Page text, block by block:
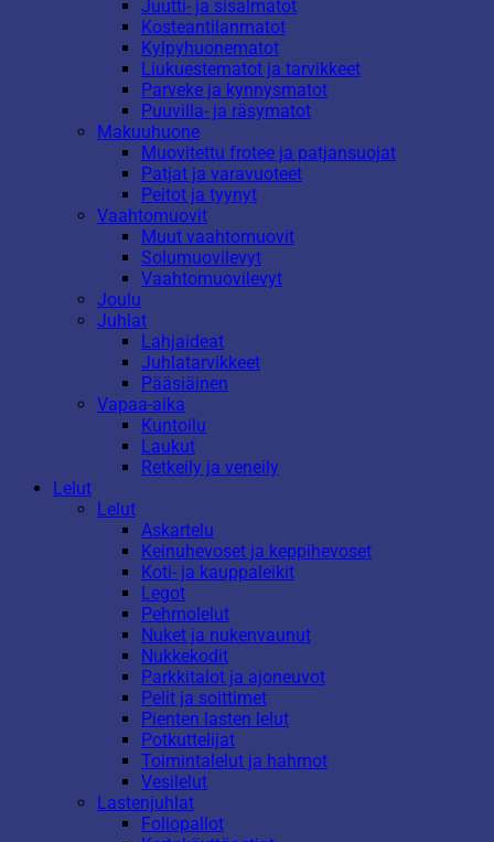
Juutti- ja sisalmatot
Kosteantilanmatot
Kylpyhuonematot
Liukuestematot ja tarvikkeet
Parveke ja kynnysmatot
Puuvilla- ja räsymatot
Makuuhuone
Muovitettu frotee ja patjansuojat
Patjat ja varavuoteet
Peitot ja tyynyt
Vaahtomuovit
Muut vaahtomuovit
Solumuovilevyt
Vaahtomuovilevyt
Joulu
Juhlat
Lahjaideat
Juhlatarvikkeet
Pääsiäinen
Vapaa-aika
Kuntoilu
Laukut
Retkeily ja veneily
Lelut
Lelut
Askartelu
Keinuhevoset ja keppihevoset
Koti- ja kauppaleikit
Legot
Pehmolelut
Nuket ja nukenvaunut
Nukkekodit
Parkkitalot ja ajoneuvot
Pelit ja soittimet
Pienten lasten lelut
Potkuttelijat
Toimintalelut ja hahmot
Vesilelut
Lastenjuhlat
Foliopallot